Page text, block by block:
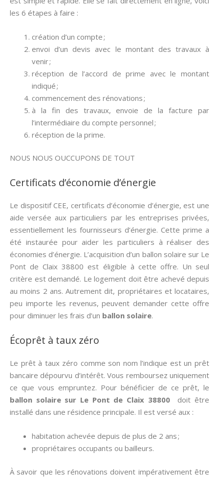
les 6 étapes à faire :
création d’un compte ;
envoi d’un devis avec le montant des travaux à
venir ;
réception de l’accord de prime avec le montant
indiqué ;
commencement des rénovations ;
à la fin des travaux, envoie de la facture par
l’intermédiaire du compte personnel ;
réception de la prime.
NOUS NOUS OUCCUPONS DE TOUT
Certificats d’économie d’énergie
Le dispositif CEE, certificats d’économie d’énergie, est une
aide versée aux particuliers par les entreprises privées,
essentiellement les fournisseurs d’énergie. Cette prime a
été instaurée pour aider les particuliers à réaliser des
économies d’énergie. L’acquisition d’un ballon solaire sur Le
Pont de Claix 38800 est éligible à cette offre. Un seul
critère est demandé. Le logement doit être achevé depuis
au moins 2 ans. Autrement dit, propriétaires et locataires,
peu importe les revenus, peuvent demander cette offre
pour diminuer les frais d’un ballon solaire.
Écoprêt à taux zéro
Le prêt à taux zéro comme son nom l’indique est un prêt
bancaire dépourvu d’intérêt. Vous remboursez uniquement
ce que vous empruntez. Pour bénéficier de ce prêt, le
ballon solaire sur Le Pont de Claix 38800doit être
installé dans une résidence principale. Il est versé aux :
habitation achevée depuis de plus de 2 ans ;
propriétaires occupants ou bailleurs.
À savoir que les rénovations doivent impérativement être